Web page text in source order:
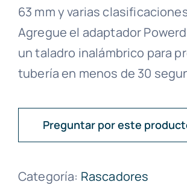
63 mm y varias
Agregue el adaptador
un taladro inalámbrico para
tubería en menos de 30
Preguntar por este
Categoría: Rascadores